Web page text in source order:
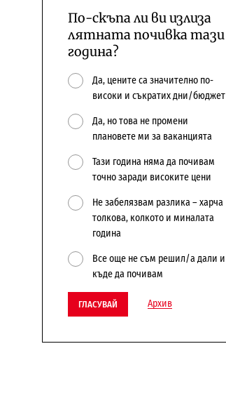
По-скъпа ли ви излиза
лятната почивка тази
година?
Да, цените са значително по-
високи и съкратих дни/бюджет
Да, но това не промени
плановете ми за ваканцията
Тази година няма да почивам
точно заради високите цени
Не забелязвам разлика – харча
толкова, колкото и миналата
година
Все още не съм решил/а дали и
къде да почивам
ГЛАСУВАЙ Архив